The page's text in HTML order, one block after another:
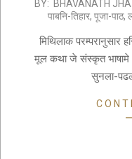
2019-
04
BY: BHAVANATH JHA
पाबनि-तिहार, पूजा-पाठ,
मिथिलाक
मूल कथा जे संस्कृत
सुनला-